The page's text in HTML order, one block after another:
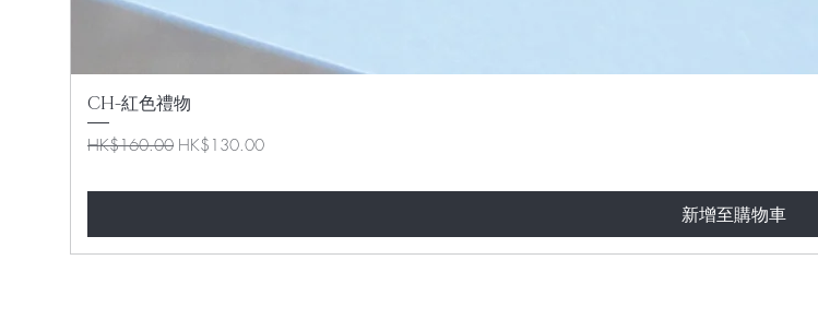
CH-紅色禮物
一般價格
HK$160.00 促銷價格
HK$130.00
新增至購物車